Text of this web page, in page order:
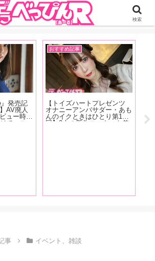
るちょっとHなニュースサイ。サイト内のリンクには
リエイトが含まれているものがあります
』発売記
AV廃人
ュー時に
でエロい
おすすめ記事
【トイズハートプレゼンツ
オナニーアンバサダー・あも
んのイクときはひとり第15
回】2本の新作ローターを差
よ
し
事 イベント、雑談
検索